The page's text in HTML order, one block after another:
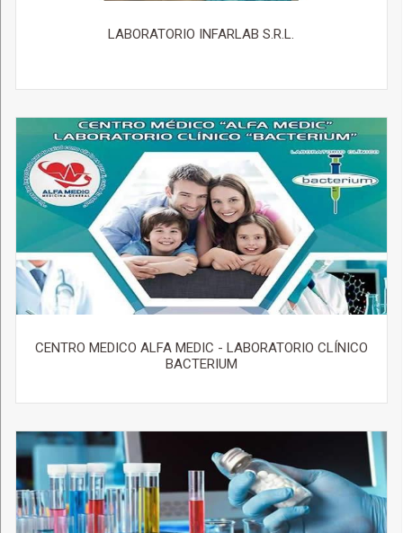
LABORATORIO INFARLAB S.R.L.
CENTRO MEDICO ALFA MEDIC - LABORATORIO CLÍNICO
BACTERIUM